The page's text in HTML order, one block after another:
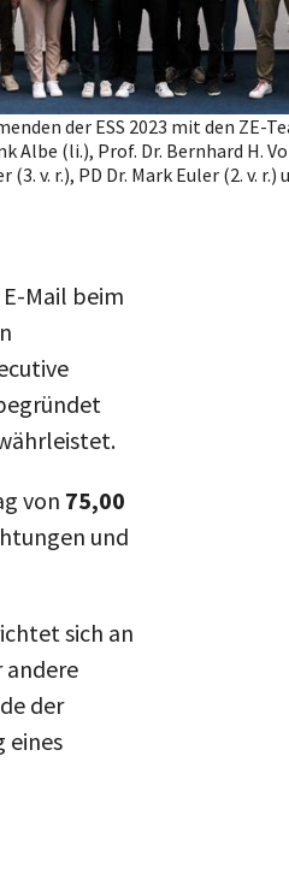
der ESS 2023 mit den ZE-
Albe (li.), Prof. Dr. Bernhard H.
(3. v. r.), PD Dr. Mark Euler (2. v.
Mail beim
von 75,00
und
sich an
andere
der
eines